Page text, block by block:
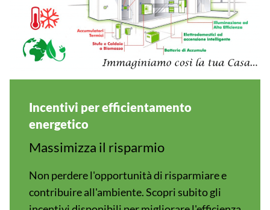
Incentivi per efficientamento
energetico
Massimizza il risparmio
Non perdere l'opportunità di risparmiare e
contribuire all'ambiente. Scopri subito gli